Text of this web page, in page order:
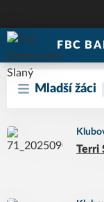
FBC
Mladší žáci
Terri